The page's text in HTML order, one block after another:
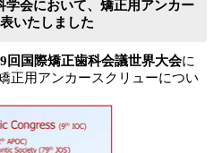
会において、矯正用アンカー
いたしました
回国際矯正歯科会議世界大会に
正用アンカースクリューについ